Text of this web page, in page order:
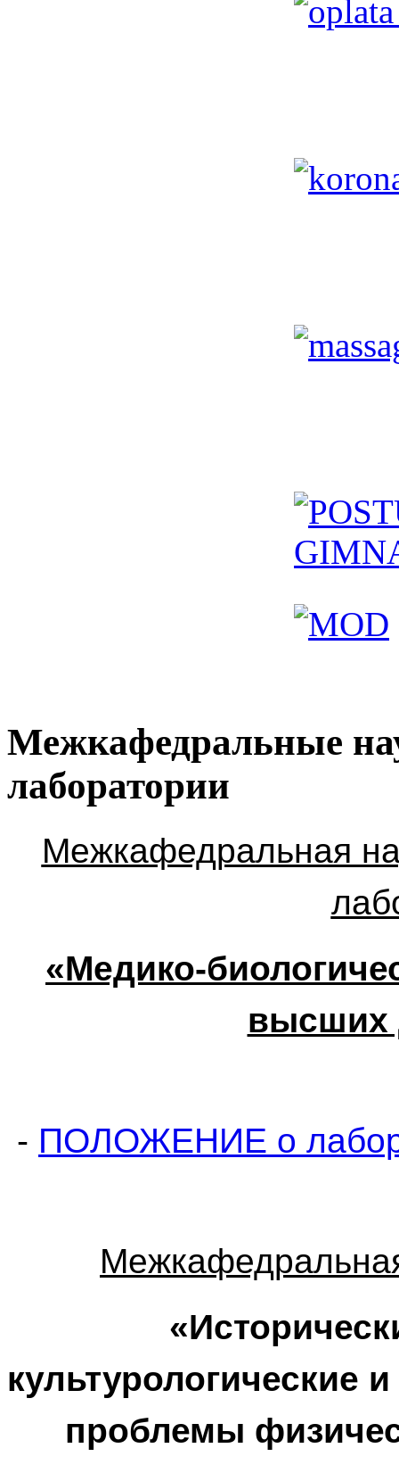
Межкафедральные
лаборатории
Межкафедральная
«Медико-
высших
- ПОЛОЖЕНИЕ о
культурологические
проблемы